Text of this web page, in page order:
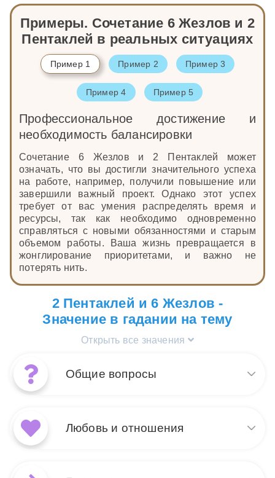
Примеры. Сочетание 6 Жезлов и 2
Пентаклей в реальных ситуациях
Пример 1 Пример 2 Пример 3
Пример 4 Пример 5
Профессиональное достижение и
необходимость балансировки
Сочетание 6 Жезлов и 2 Пентаклей может
означать, что вы достигли значительного успеха
на работе, например, получили повышение или
завершили важный проект. Однако этот успех
требует от вас умения распределять время и
ресурсы, так как необходимо одновременно
справляться с новыми обязанностями и старым
объемом работы. Ваша жизнь превращается в
жонглирование приоритетами, и важно не
потерять нить.
2 Пентаклей и 6 Жезлов -
Значение в гадании на тему
Открыть все значения
Общие вопросы
Жезлов и 2 Пентаклей в
Любовь и отношения